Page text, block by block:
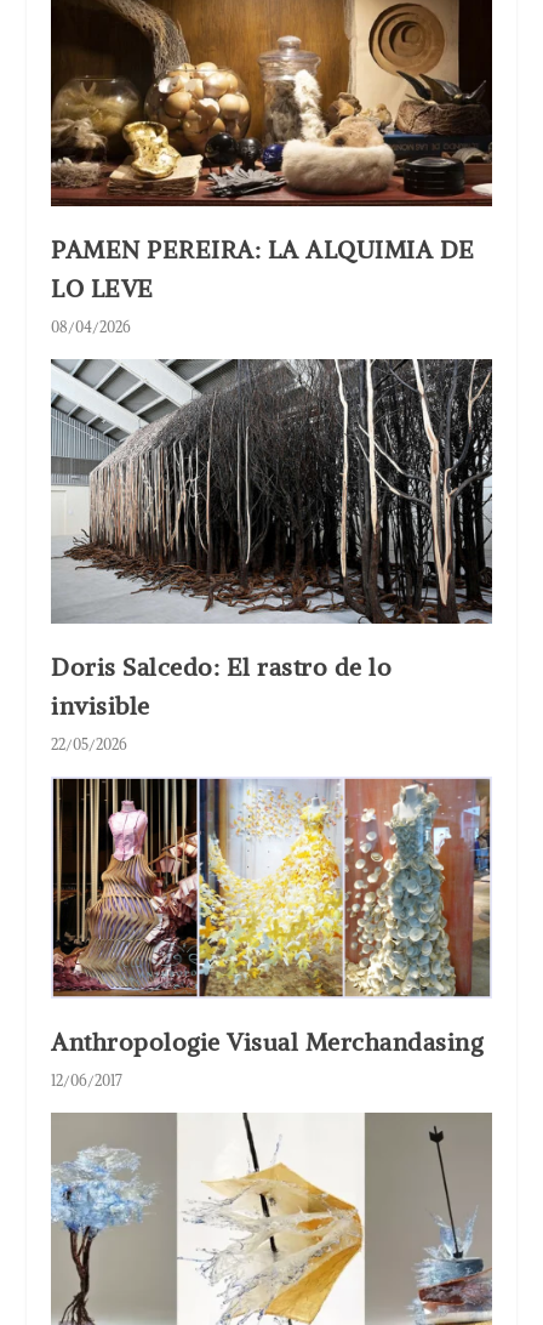
PAMEN PEREIRA: LA ALQUIMIA DE
LO LEVE
08/04/2026
Doris Salcedo: El rastro de lo
invisible
22/05/2026
Anthropologie Visual Merchandasing
12/06/2017